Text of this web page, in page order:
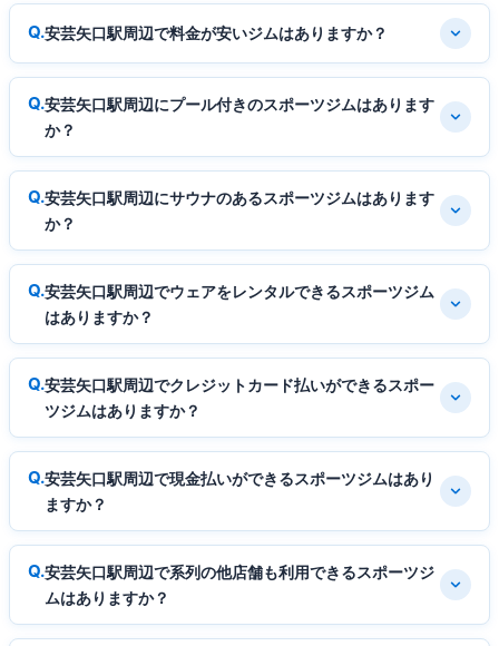
安芸矢口駅周辺で料金が安いジムはありますか？
安芸矢口駅周辺にプール付きのスポーツジムはあります
か？
安芸矢口駅周辺にサウナのあるスポーツジムはあります
か？
安芸矢口駅周辺でウェアをレンタルできるスポーツジム
はありますか？
安芸矢口駅周辺でクレジットカード払いができるスポー
ツジムはありますか？
安芸矢口駅周辺で現金払いができるスポーツジムはあり
ますか？
安芸矢口駅周辺で系列の他店舗も利用できるスポーツジ
ムはありますか？